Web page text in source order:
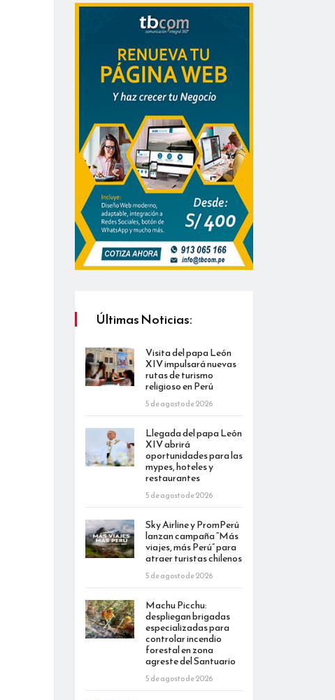
Últimas Noticias:
Visita del papa León
XIV impulsará nuevas
rutas de turismo
religioso en Perú
5 de agosto de 2026
Llegada del papa León
XIV abrirá
oportunidades para las
mypes, hoteles y
restaurantes
5 de agosto de 2026
Sky Airline y PromPerú
lanzan campaña “Más
viajes, más Perú” para
atraer turistas chilenos
5 de agosto de 2026
Machu Picchu:
despliegan brigadas
especializadas para
controlar incendio
forestal en zona
agreste del Santuario
5 de agosto de 2026